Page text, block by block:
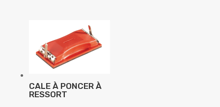
CALE À PONCER À
RESSORT